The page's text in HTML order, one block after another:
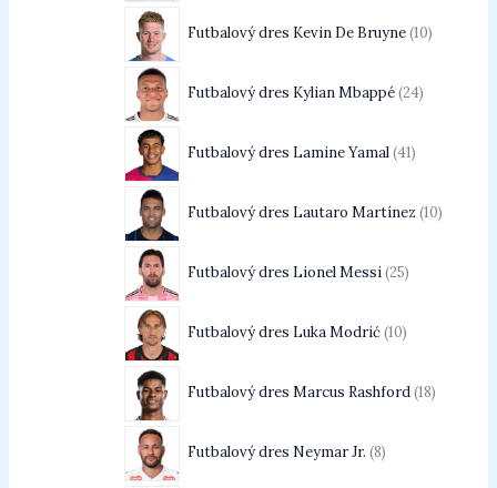
Futbalový dres Kevin De Bruyne 10
Futbalový dres Kylian Mbappé 24
Futbalový dres Lamine Yamal 41
Futbalový dres Lautaro Martínez 10
Futbalový dres Lionel Messi 25
Futbalový dres Luka Modrić 10
Futbalový dres Marcus Rashford 18
Futbalový dres Neymar Jr. 8